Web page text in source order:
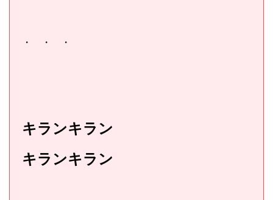
・ ・ ・
キランキラン
キランキラン